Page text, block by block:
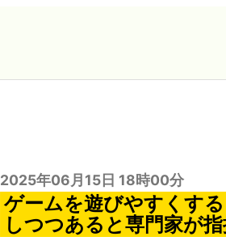
2025年06月15日 18時00分
ゲームを遊びやすくす
しつつあると専門家が